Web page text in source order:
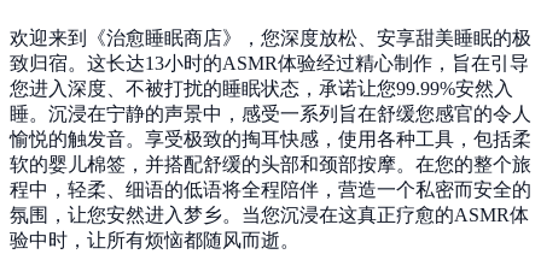
欢迎来到《治愈睡眠商店》，您深度放松、安享甜美睡眠的极
致归宿。这长达13小时的ASMR体验经过精心制作，旨在引导
您进入深度、不被打扰的睡眠状态，承诺让您99.99%安然入
睡。沉浸在宁静的声景中，感受一系列旨在舒缓您感官的令人
愉悦的触发音。享受极致的掏耳快感，使用各种工具，包括柔
软的婴儿棉签，并搭配舒缓的头部和颈部按摩。在您的整个旅
程中，轻柔、细语的低语将全程陪伴，营造一个私密而安全的
氛围，让您安然进入梦乡。当您沉浸在这真正疗愈的ASMR体
验中时，让所有烦恼都随风而逝。